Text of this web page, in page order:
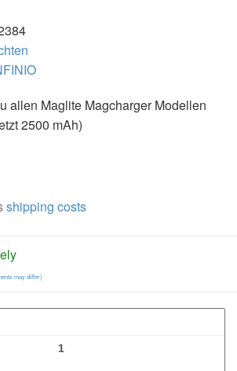
allen Maglite Magcharger Modellen
2500 mAh)
shipping costs
may differ)